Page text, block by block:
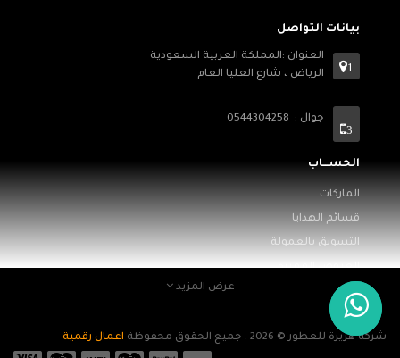
بيانات التواصل
1
العنوان :المملكة العربية السعودية
الرياض ، شارع العليا العام
3
جوال : 0544304258
الحســـاب
الماركات
قسائم الهدايا
التسويق بالعمولة
العروض المميزة
معلومـــات
من نحن
عرض المزيد
شركة هريرة للعطور © 2026 . جميع الحقوق محفوظة اعمال رقمية